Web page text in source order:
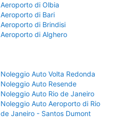
Aeroporto di Olbia
Aeroporto di Bari
Aeroporto di Brindisi
Aeroporto di Alghero
Noleggio Auto Volta Redonda
Noleggio Auto Resende
Noleggio Auto Rio de Janeiro
Noleggio Auto Aeroporto di Rio
de Janeiro - Santos Dumont